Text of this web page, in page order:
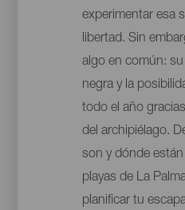
experimentar esa
libertad. Sin
algo en común:
negra y la
todo el año
del archipiélago.
son y dónde
playas de La
planificar tu